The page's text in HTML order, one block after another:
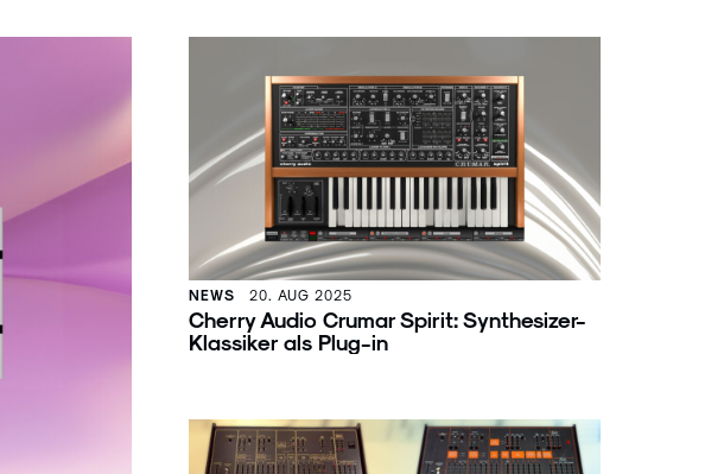
NEWS 20. AUG 2025
Cherry Audio Crumar Spirit: Synthesizer-
Klassiker als Plug-in